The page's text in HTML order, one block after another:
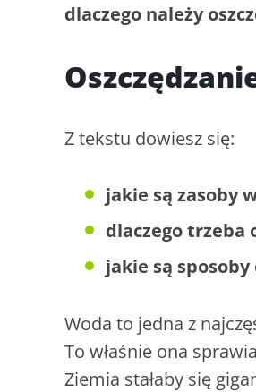
dlaczego należy
Z tekstu dowiesz się:
jakie są zasoby
dlaczego trzeba
jakie są
Woda to jedna z
To właśnie ona
Ziemia stałaby się